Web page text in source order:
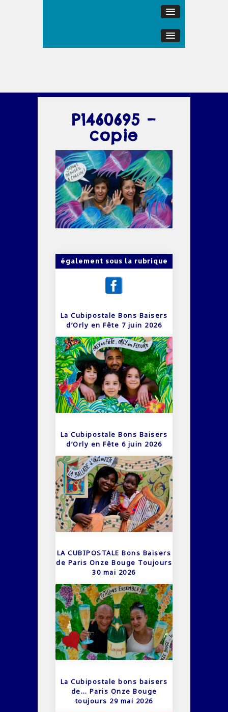
P1460695 –
copie
également sous la rubrique
La Cubipostale Bons Baisers
d’Orly en Fête 7 juin 2026
La Cubipostale Bons Baisers
d’Orly en Fête 6 juin 2026
LA CUBIPOSTALE Bons Baisers
de Paris Onze Bouge Toujours
30 mai 2026
La Cubipostale bons baisers
de… Paris Onze Bouge
toujours 29 mai 2026